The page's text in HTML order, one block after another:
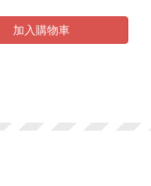
加入購物車